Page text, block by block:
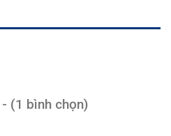
(1 bình chọn)